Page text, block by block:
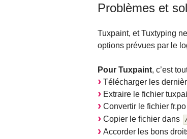
Problèmes et
Tuxpaint, et Tuxtyping
options prévues par le
Pour Tuxpaint, c’est
Télécharger les
Extraire le fichier
Convertir le fichier fr.po
Copier le fichier dans
Accorder les bons